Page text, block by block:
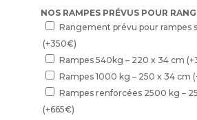
NOS RAMPES PRÉVUS POUR
Rangement prévu pour rampes
(+350€)
Rampes 540kg – 220 x 34 cm (+
Rampes 1000 kg – 250 x 34 cm
Rampes renforcées 2500 kg –
(+665€)